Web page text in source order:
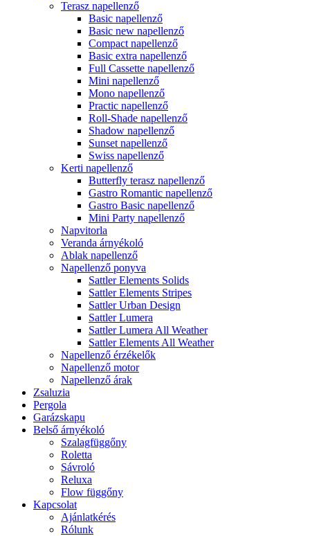
Terasz napellenző
Basic napellenző
Basic new napellenző
Compact napellenző
Basic extra napellenző
Full Cassette napellenző
Mini napellenző
Mono napellenző
Practic napellenző
Roll-Shade napellenző
Shadow napellenző
Sunset napellenző
Swiss napellenző
Kerti napellenző
Butterfly terasz napellenző
Gastro Romantic napellenző
Gastro Basic napellenző
Mini Party napellenző
Napvitorla
Veranda árnyékoló
Ablak napellenző
Napellenző ponyva
Sattler Elements Solids
Sattler Elements Stripes
Sattler Urban Design
Sattler Lumera
Sattler Lumera All Weather
Sattler Elements All Weather
Napellenző érzékelők
Napellenző motor
Napellenző árak
Zsaluzia
Pergola
Garázskapu
Belső árnyékoló
Szalagfüggőny
Roletta
Sávroló
Reluxa
Flow függőny
Kapcsolat
Ajánlatkérés
Rólunk